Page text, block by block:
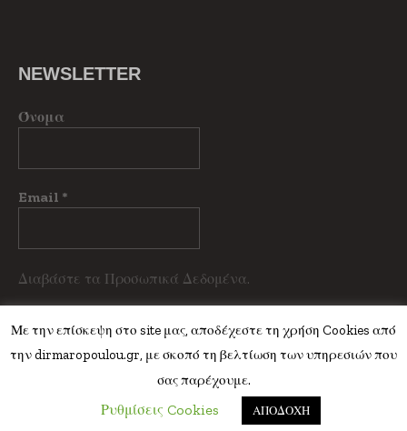
NEWSLETTER
Όνομα
Email *
Διαβάστε τα Προσωπικά Δεδομένα.
Με την επίσκεψη στο site μας, αποδέχεστε τη χρήση Cookies από
την dirmaropoulou.gr, με σκοπό τη βελτίωση των υπηρεσιών που
σας παρέχουμε.
Ρυθμίσεις Cookies ΑΠΟΔΟΧΗ